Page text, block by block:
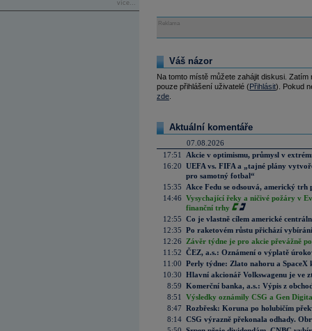
více...
Reklama
Váš názor
Na tomto místě můžete zahájit diskusi.
pouze přihlášení uživatelé (Přihlásit). Pokud
zde
Aktuální komentáře
07.08.2026
17:51
Akcie v optimismu, průmysl v
16:20 UEFA vs. FIFA a „tajné plány
pro samotný fotbal“
15:35
Akce Fedu se odsouvá, americký
14:46 Vysychající řeky a ničivé požáry v
finanční trhy
12:55 Co je vlastně cílem americké
12:35 Po raketovém růstu přichází
12:26
Závěr týdne je pro akcie převážně
11:52 ČEZ, a.s.: Oznámení o výplatě
11:00 Perly týdne: Zlato nahoru a SpaceX
10:30 Hlavní akcionář Volkswagenu je ve
8:59 Komerční banka, a.s.: Výpis z
8:51
Výsledky oznámily CSG a Gen
8:47 Rozbřesk: Koruna po holubičím
8:14 CSG výrazně překonala odhady.